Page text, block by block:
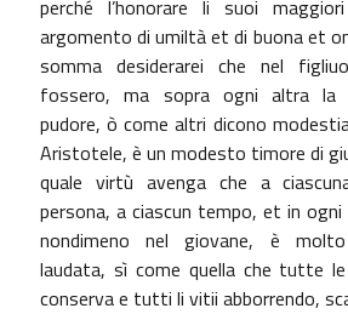
perché l’honorare li suoi
argomento di umiltà et di buona et
somma desiderarei che nel
fossero, ma sopra ogni altra la
pudore, ò come altri dicono
Aristotele, è un modesto timore di
quale virtù avenga che a
persona, a ciascun tempo, et in
nondimeno nel giovane, è
laudata, sì come quella che tutte
conserva e tutti li vitii abborrendo,